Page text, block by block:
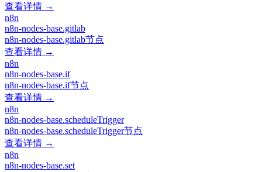
查看详情 →
n8n
n8n-nodes-base.gitlab
n8n-nodes-base.gitlab节点
查看详情 →
n8n
n8n-nodes-base.if
n8n-nodes-base.if节点
查看详情 →
n8n
n8n-nodes-base.scheduleTrigger
n8n-nodes-base.scheduleTrigger节点
查看详情 →
n8n
n8n-nodes-base.set